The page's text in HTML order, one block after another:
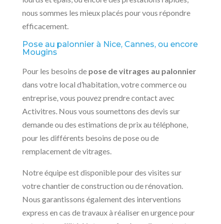
nous sommes les mieux placés pour vous répondre
efficacement.
Pose au palonnier à Nice, Cannes, ou encore
Mougins
Pour les besoins de pose de vitrages au palonnier
dans votre local d’habitation, votre commerce ou
entreprise, vous pouvez prendre contact avec
Activitres. Nous vous soumettons des devis sur
demande ou des estimations de prix au téléphone,
pour les différents besoins de pose ou de
remplacement de vitrages.
Notre équipe est disponible pour des visites sur
votre chantier de construction ou de rénovation.
Nous garantissons également des interventions
express en cas de travaux à réaliser en urgence pour